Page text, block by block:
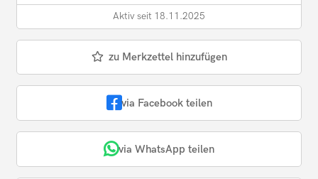
Aktiv seit 18.11.2025
zu Merkzettel hinzufügen
via Facebook teilen
via WhatsApp teilen